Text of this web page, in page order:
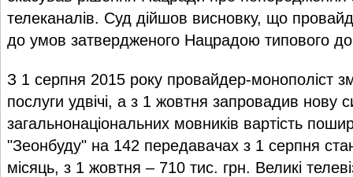
телеканалів. Суд дійшов висновку, що
до умов затвердженого Нацрадою типового
З 1 серпня 2015 року провайдер-монополіст
послуги удвічі, а з 1 жовтня запровадив нову
загальнонаціональних мовників вартість
"Зеонбуду" на 142 передавачах з 1 серпня
місяць, з 1 жовтня – 710 тис. грн. Великі